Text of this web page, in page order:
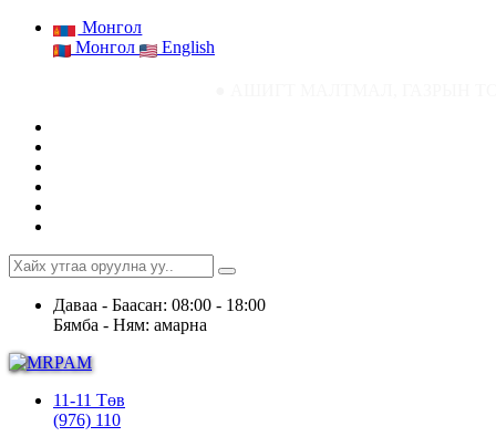
Монгол
Монгол
English
Даваа - Баасан: 08:00 - 18:00
Бямба - Ням: амарна
11-11 Төв
(976) 110